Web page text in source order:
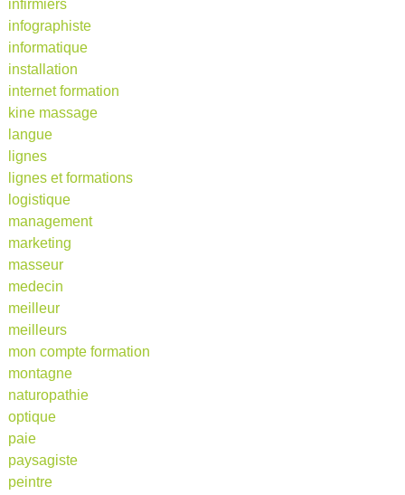
infirmiers
infographiste
informatique
installation
internet formation
kine massage
langue
lignes
lignes et formations
logistique
management
marketing
masseur
medecin
meilleur
meilleurs
mon compte formation
montagne
naturopathie
optique
paie
paysagiste
peintre